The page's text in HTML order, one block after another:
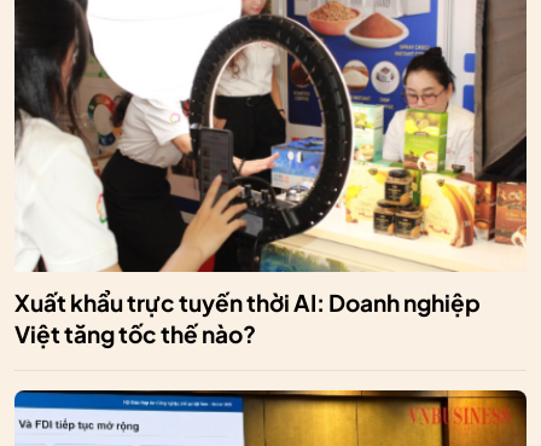
Xuất khẩu trực tuyến thời AI: Doanh nghiệp
Việt tăng tốc thế nào?